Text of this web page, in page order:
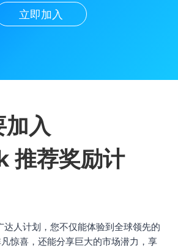
立即加入
加入
推荐奖励计
达人计划，您不仅能体验到全球领先的
惊喜，还能分享巨大的市场潜力，享